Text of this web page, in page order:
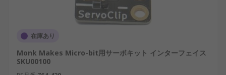
在庫あり
Monk Makes Micro-bit用サーボキット インターフェイス
SKU00100